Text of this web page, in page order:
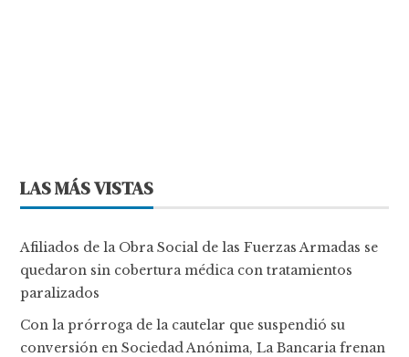
LAS MÁS VISTAS
Afiliados de la Obra Social de las Fuerzas Armadas se
quedaron sin cobertura médica con tratamientos
paralizados
Con la prórroga de la cautelar que suspendió su
conversión en Sociedad Anónima, La Bancaria frenan